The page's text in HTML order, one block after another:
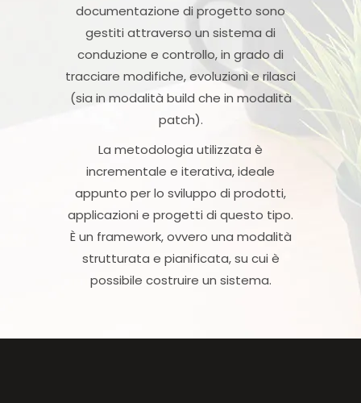
documentazione di progetto sono
gestiti attraverso un sistema di
conduzione e controllo, in grado di
tracciare modifiche, evoluzioni e rilasci
(sia in modalità build che in modalità
patch).
La metodologia utilizzata è
incrementale e iterativa, ideale
appunto per lo sviluppo di prodotti,
applicazioni e progetti di questo tipo.
È un framework, ovvero una modalità
strutturata e pianificata, su cui è
possibile costruire un sistema.